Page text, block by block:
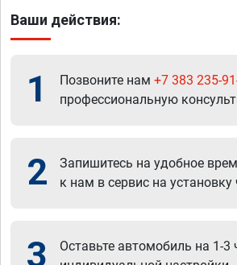
Ваши действия:
1 Позвоните нам +7 383 235-
профессиональную
2
Запишитесь на удобное
к нам в сервис на
3
Оставьте автомобиль на 1-3